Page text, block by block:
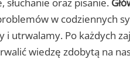
oraz pisanie.
w codziennych
utrwalamy. Po każdych
wiedzę zdobytą na